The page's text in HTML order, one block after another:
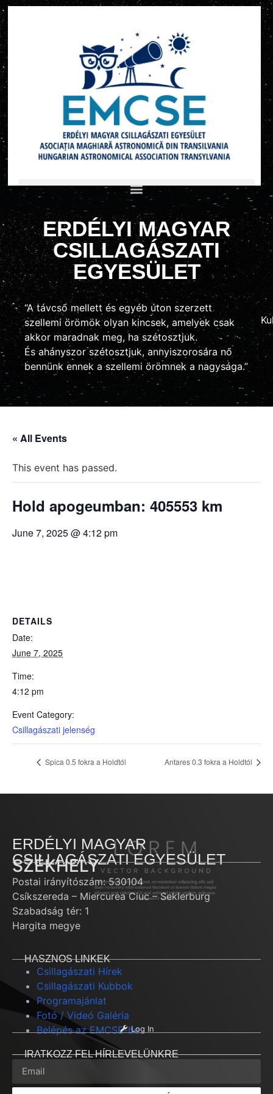
ERDÉLYI MAGYAR
CSILLAGÁSZATI
EGYESÜLET
“A távcső mellett és egyéb úton szerzett
szellemi örömök olyan kincsek, amelyek csak
akkor maradnak meg, ha szétosztjuk.
És ahányszor szétosztjuk, annyiszorosára nő
bennünk ennek a szellemi örömnek a nagysága.”
« All Events
This event has passed.
Hold apogeumban: 405553 km
June 7, 2025 @ 4:12 pm
DETAILS
Date:
June 7, 2025
Time:
4:12 pm
Event Category:
Csillagászati jelenség
Spica 0.5 fokra a Holdtól Antares 0.3 fokra a Holdtól
ERDÉLYI MAGYAR
CSILLAGÁSZATI EGYESÜLET
SZÉKHELY
Postai irányítószám: 530104
Csíkszereda – Miercurea Ciuc – Seklerburg
Szabadság tér: 1
Hargita megye
HASZNOS LINKEK
Csillagászati Hírek
Csillagászati Kubbok
Programajánlat
Fotó / Videó Galéria
Belépés az EMCSE-beLog In
IRATKOZZ FEL HÍRLEVELÜNKRE